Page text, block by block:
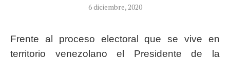
6 diciembre, 2020
Frente al proceso electoral que se vive en
territorio venezolano el Presidente de la